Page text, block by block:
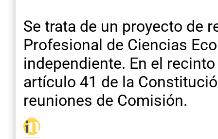
Se trata de un proyecto de
Profesional de Ciencias
independiente. En el
artículo 41 de la
reuniones de Comisión.